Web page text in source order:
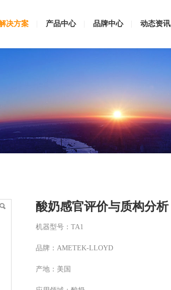
决方案 产品中心 品牌中心 动态资讯
酸奶感官评价与质构分析
机器型号：TA1
品牌：AMETEK-LLOYD
产地：美国